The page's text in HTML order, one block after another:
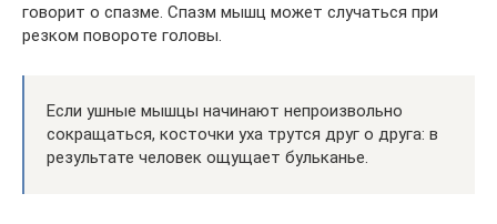
говорит о спазме. Спазм мышц может случаться при
резком повороте головы.
Если ушные мышцы начинают непроизвольно
сокращаться, косточки уха трутся друг о друга: в
результате человек ощущает бульканье.